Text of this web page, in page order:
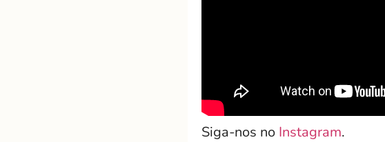
Siga-nos no Instagram.